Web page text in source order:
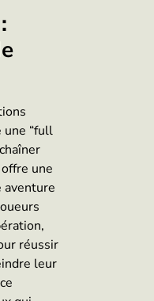
une “full
une
aventure
réussir
leur